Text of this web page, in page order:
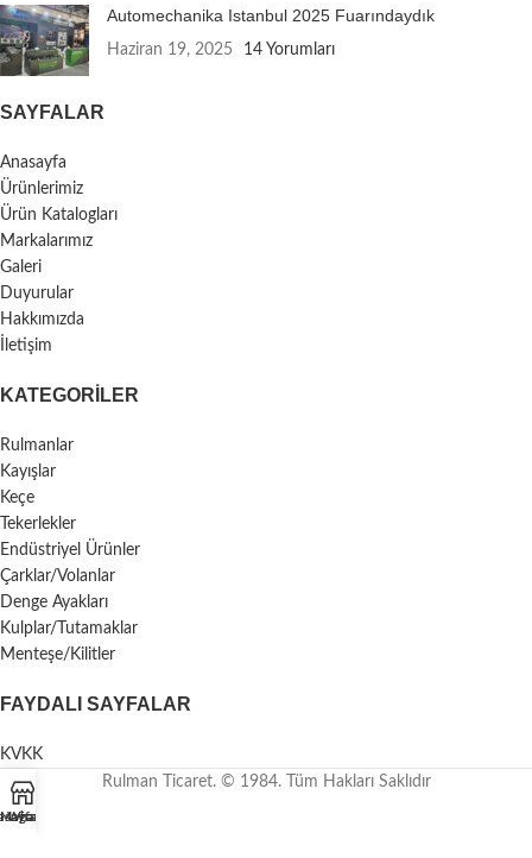
Automechanika Istanbul 2025 Fuarındaydık
Haziran 19, 2025 14 Yorumları
SAYFALAR
Anasayfa
Ürünlerimiz
Ürün Katalogları
Markalarımız
Galeri
Duyurular
Hakkımızda
İletişim
KATEGORILER
Rulmanlar
Kayışlar
Keçe
Tekerlekler
Endüstriyel Ürünler
Çarklar/Volanlar
Denge Ayakları
Kulplar/Tutamaklar
Menteşe/Kilitler
FAYDALI SAYFALAR
KVKK
Rulman Ticaret. © 1984. Tüm Hakları Saklıdır
Mağaza
Whatsapp